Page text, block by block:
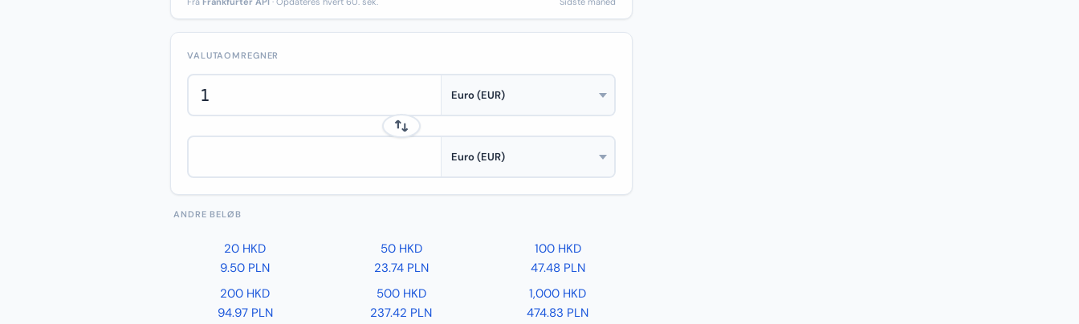
VALUTAOMREGNER
ANDRE BELØB
20 HKD
9.50 PLN
50 HKD
23.74 PLN
100 HKD
47.48 PLN
200 HKD
94.97 PLN
500 HKD
237.42 PLN
1,000 HKD
474.83 PLN